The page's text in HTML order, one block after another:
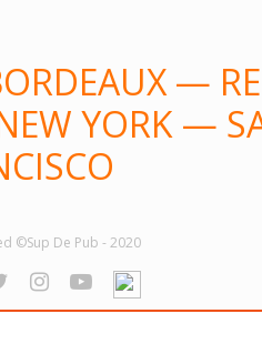
—
YORK —
©Sup De Pub - 2020